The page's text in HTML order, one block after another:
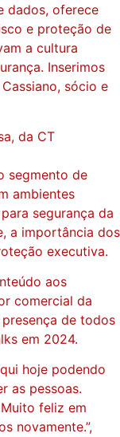
dados, oferece
e proteção de
a cultura
Inserimos
sócio e
da CT
segmento de
ambientes
segurança da
a importância dos
executiva.
aos
comercial da
de todos
em 2024.
hoje podendo
as pessoas.
feliz em
novamente.”,